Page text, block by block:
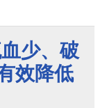
少、破
效降低